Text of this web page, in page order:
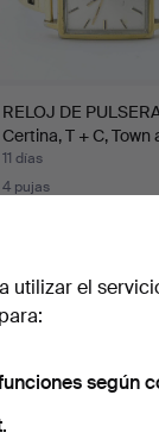
RELOJ DE
Certina, T + C, Town
11 días
4 pujas
archivo de
utilizar el
según